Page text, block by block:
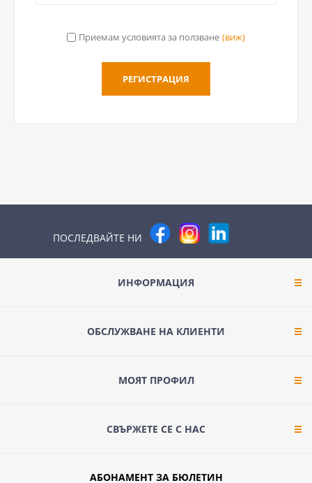
Приемам условията за ползване (виж)
ПОСЛЕДВАЙТЕ НИ
ИНФОРМАЦИЯ
ОБСЛУЖВАНЕ НА КЛИЕНТИ
МОЯТ ПРОФИЛ
СВЪРЖЕТЕ СЕ С НАС
АБОНАМЕНТ ЗА БЮЛЕТИН